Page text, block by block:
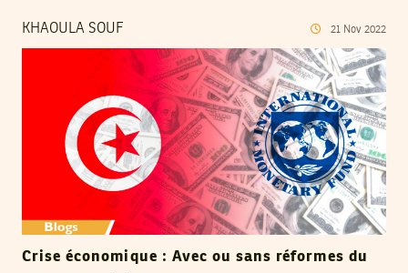
KHAOULA SOUF 21 Nov 2022
Crise économique : Avec ou sans réformes du